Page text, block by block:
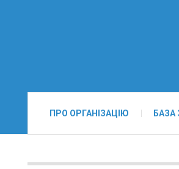
ПРО ОРГАНІЗАЦІЮ БАЗА